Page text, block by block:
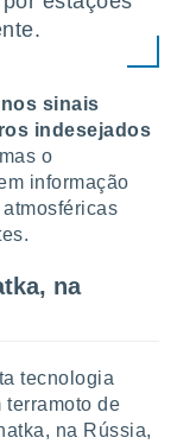
sinais
indesejados
o
informação
na
tecnologia
terramoto de
na Rússia,